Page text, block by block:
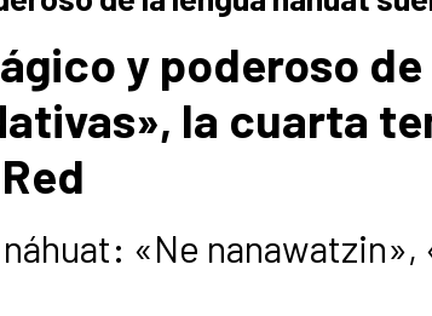
y poderoso
la cuarta
«Ne nanawatzin»,